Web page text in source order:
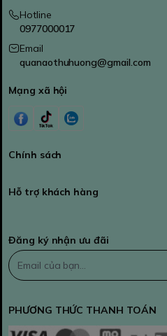
Hotline
0977000017
Email
quanaothuhuong@gmail.com
Mạng xã hội
Chính sách
Hỗ trợ khách hàng
Đăng ký nhận ưu đãi
PHƯƠNG THỨC THANH TOÁN